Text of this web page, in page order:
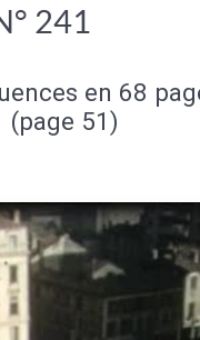
241
en 68
(page 51)